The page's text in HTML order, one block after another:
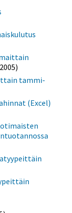
tammi-
(Excel)